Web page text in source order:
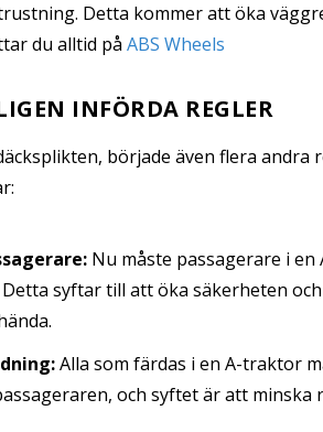
Detta kommer att öka
du alltid påABS Wheels
INFÖRDA REGLER
började även flera andra
Nu måste passagerare i
syftar till att öka säkerheten
Alla som färdas i en A-traktor
och syftet är att